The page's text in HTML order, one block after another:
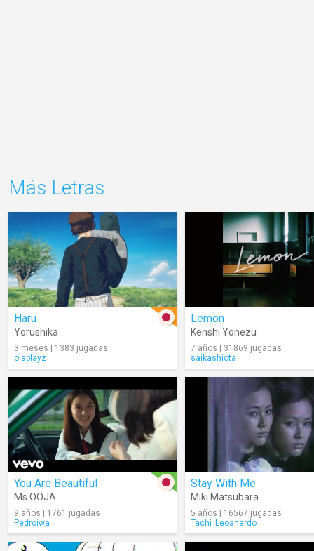
Más Letras
Haru
Yorushika
3 meses | 1383 jugadas
olaplayz
Lemon
Kenshi Yonezu
7 años | 31869 jugadas
saikashiota
You Are Beautiful
Ms.OOJA
9 años | 1761 jugadas
Pedroiwa
Stay With Me
Miki Matsubara
5 años | 16567 jugadas
Tachi_Leoanardo